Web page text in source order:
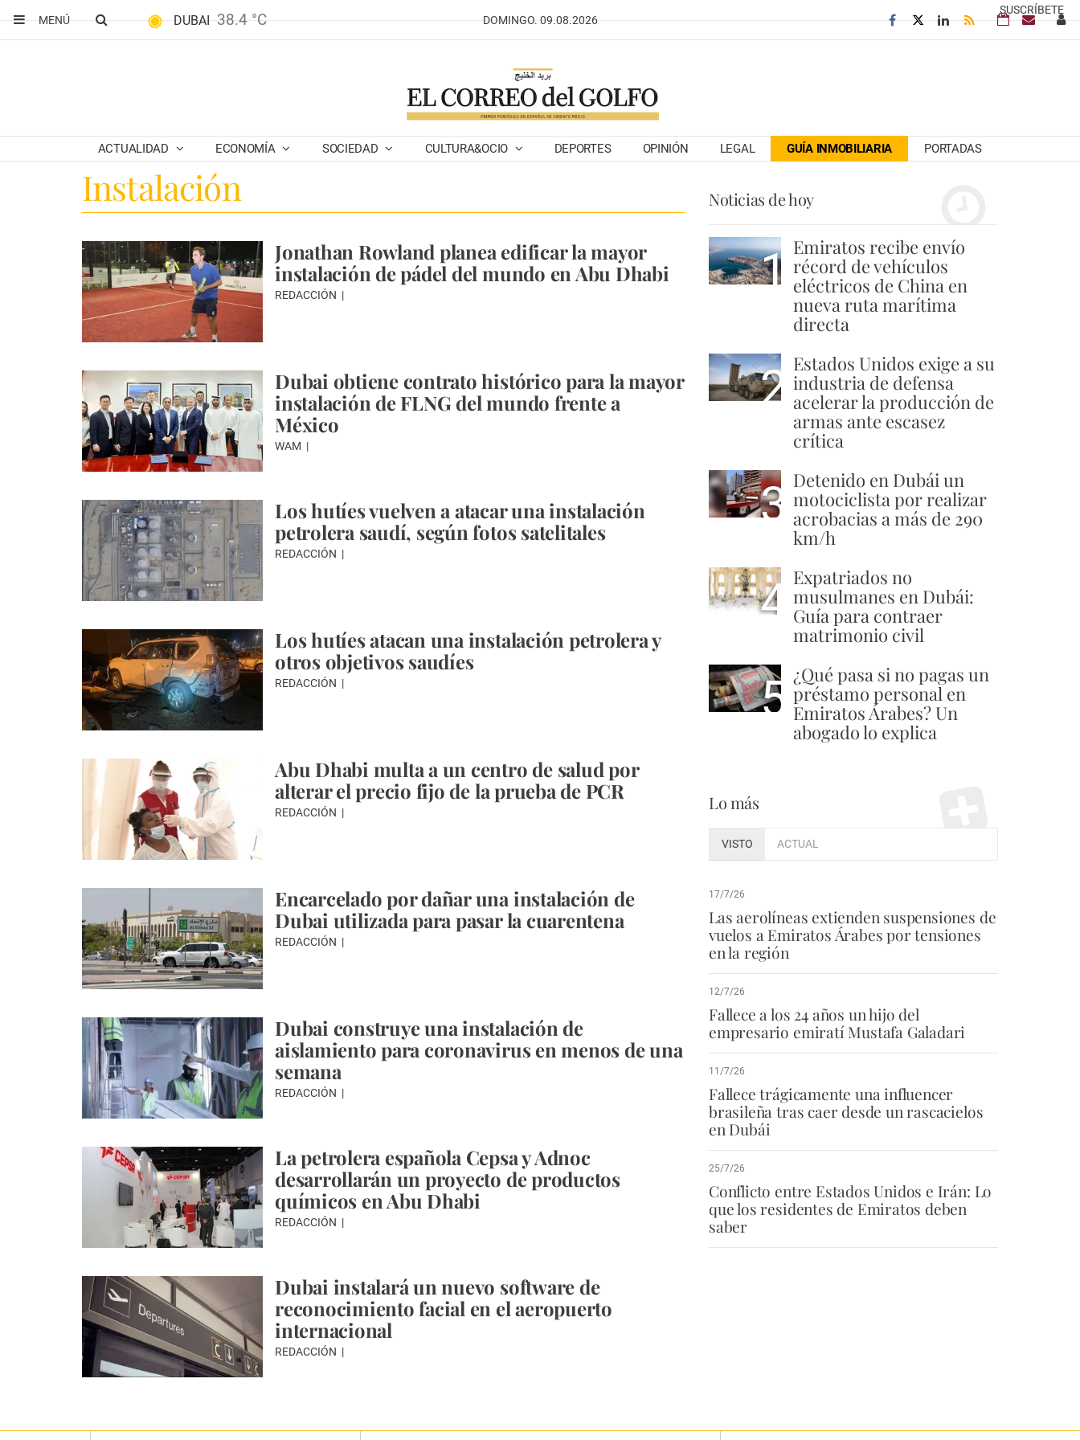
SUSCRÍBETE
MENÚ
DUBAI 38.4 °C DOMINGO. 09.08.2026
ACTUALIDAD ECONOMÍA SOCIEDAD CULTURA&OCIO DEPORTES OPINIÓN LEGAL GUÍA INMOBILIARIA PORTADAS
Instalación
Jonathan Rowland planea edificar la mayor
instalación de pádel del mundo en Abu Dhabi
REDACCIÓN
Dubai obtiene contrato histórico para la mayor
instalación de FLNG del mundo frente a
México
WAM
Los hutíes vuelven a atacar una instalación
petrolera saudí, según fotos satelitales
REDACCIÓN
Los hutíes atacan una instalación petrolera y
otros objetivos saudíes
REDACCIÓN
Abu Dhabi multa a un centro de salud por
alterar el precio fijo de la prueba de PCR
REDACCIÓN
Encarcelado por dañar una instalación de
Dubai utilizada para pasar la cuarentena
REDACCIÓN
Dubai construye una instalación de
aislamiento para coronavirus en menos de una
semana
REDACCIÓN
La petrolera española Cepsa y Adnoc
desarrollarán un proyecto de productos
químicos en Abu Dhabi
REDACCIÓN
Dubai instalará un nuevo software de
reconocimiento facial en el aeropuerto
internacional
REDACCIÓN
Noticias de hoy
1 Emiratos recibe envío
récord de vehículos
eléctricos de China en
nueva ruta marítima
directa
2 Estados Unidos exige a su
industria de defensa
acelerar la producción de
armas ante escasez
crítica
3 Detenido en Dubái un
motociclista por realizar
acrobacias a más de 290
km/h
4 Expatriados no
musulmanes en Dubái:
Guía para contraer
matrimonio civil
5 ¿Qué pasa si no pagas un
préstamo personal en
Emiratos Árabes? Un
abogado lo explica
Lo más
VISTO ACTUAL
17/7/26
Las aerolíneas extienden suspensiones de
vuelos a Emiratos Árabes por tensiones
en la región
12/7/26
Fallece a los 24 años un hijo del
empresario emiratí Mustafa Galadari
11/7/26
Fallece trágicamente una influencer
brasileña tras caer desde un rascacielos
en Dubái
25/7/26
Conflicto entre Estados Unidos e Irán: Lo
que los residentes de Emiratos deben
saber